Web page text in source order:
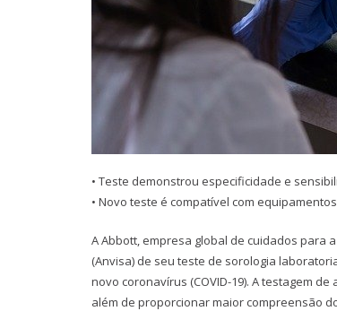
• Teste demonstrou especificidade e
• Novo teste é compatível com
A Abbott, empresa global de cuidados para
(Anvisa) de seu teste de sorologia
novo coronavírus (COVID-19). A testagem
além de proporcionar maior compreensão